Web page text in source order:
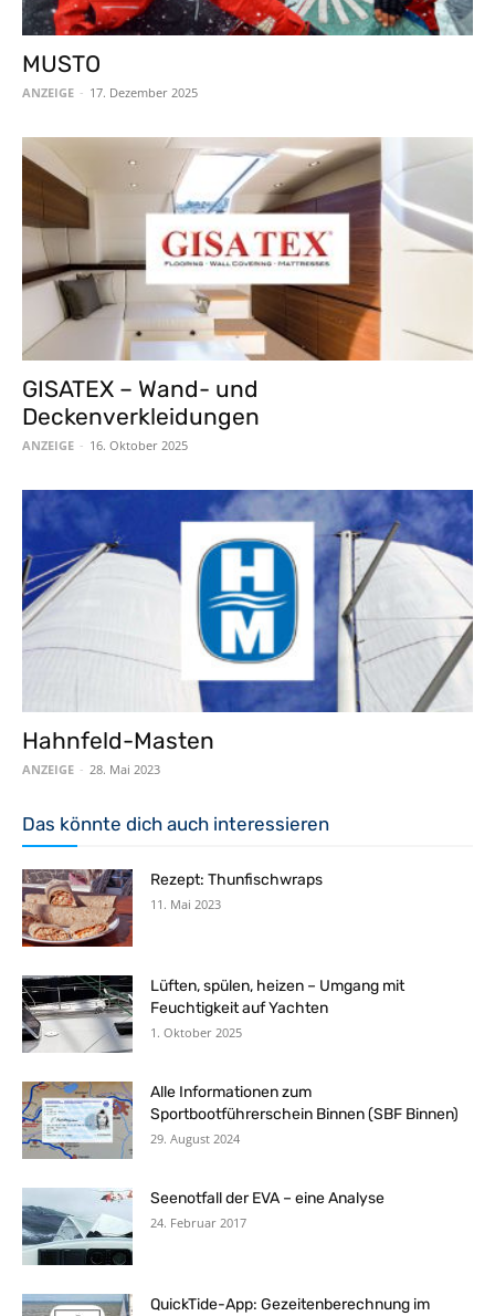
MUSTO
ANZEIGE - 17. Dezember 2025
GISATEX – Wand- und
Deckenverkleidungen
ANZEIGE - 16. Oktober 2025
Hahnfeld-Masten
ANZEIGE - 28. Mai 2023
Das könnte dich auch interessieren
Rezept: Thunfischwraps
11. Mai 2023
Lüften, spülen, heizen – Umgang mit
Feuchtigkeit auf Yachten
1. Oktober 2025
Alle Informationen zum
Sportbootführerschein Binnen (SBF Binnen)
29. August 2024
Seenotfall der EVA – eine Analyse
24. Februar 2017
QuickTide-App: Gezeitenberechnung im